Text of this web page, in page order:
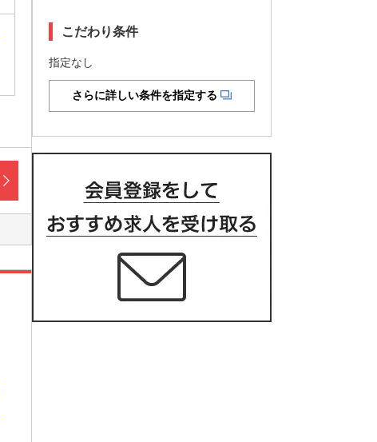
こだわり条件
指定なし
さらに詳しい条件を指定する